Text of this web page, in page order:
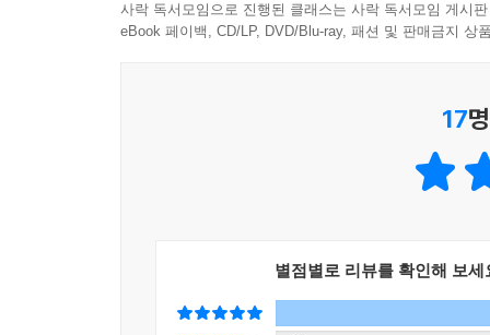
경제뿐만 아니라 환경에도 큰 영향을 끼쳐요.
사용하고 있지만 아직 비중이 크지 않고, 발전
일상을 편리하게 해 주지만, 한편에서는 엄청
환경을 오염시키지 않는 깨끗한 에너지를 발
물건을 사기 전에는 정말 필요한 물건인지 고민
알고 나면 더 잘 보이고, 잘 보이면 실천할 수 있
사락 독서모임으로 진행된 클래스는 사락 독서모임 게시
eBook 페이백, CD/LP, DVD/Blu-ray, 패션 및 판매금지 상
17
별점별로 리뷰를 확인해 보세